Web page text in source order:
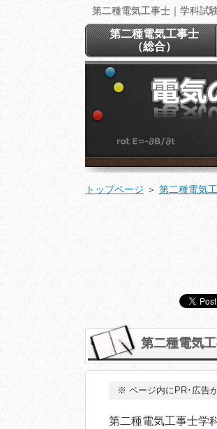
第二種電気工事士｜学科試
トップページ ＞ 第二種電気
第二種電気
※ ページ内にPR･広告
第二種電気工事士学
第二種電気工事士
（総合）